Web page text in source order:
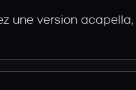
une version acapella,